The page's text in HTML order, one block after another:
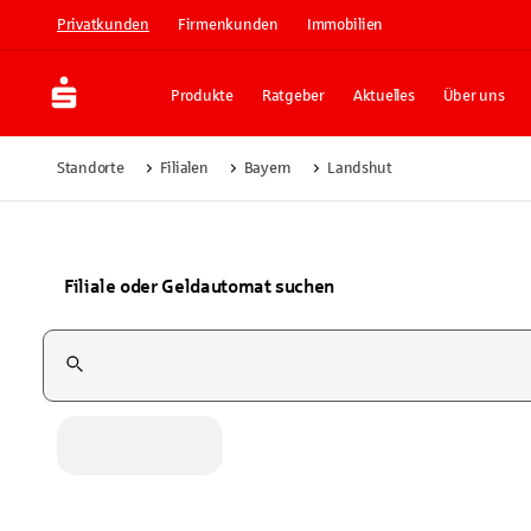
Privatkunden Firmenkunden Immobilien
Produkte Ratgeber Aktuelles Über uns
Standorte Filialen Bayern Landshut
Filiale oder Geldautomat suchen
Suchfeld